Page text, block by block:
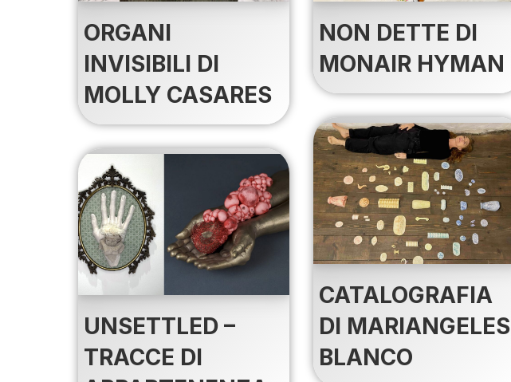
ORGANI
INVISIBILI DI
MOLLY CASARES
NON DETTE DI
MONAIR HYMAN
CATALOGRAFIA
DI MARIANGELES
BLANCO
UNSETTLED –
TRACCE DI